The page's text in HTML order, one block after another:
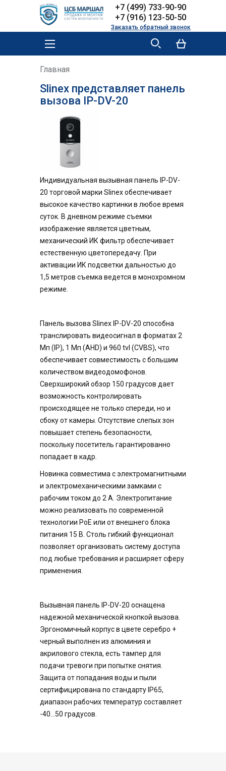
Заказать обратный звонок
+7 (499) 733-90-90
+7 (916) 123-50-50
YOU ARE HERE
Главная
Slinex представляет панель
вызова IP-DV-20
Индивидуальная вызывная панель IP-DV-
20 торговой марки Slinex обеспечивает
высокое качество картинки в любое время
суток. В дневном режиме съемки
изображение является цветным,
механический ИК фильтр обеспечивает
естественную цветопередачу. При
активации ИК подсветки дальностью до
1,5 метров съемка ведется в монохромном
режиме.
Панель вызова Slinex IP-DV-20 способна
транслировать видеосигнал в форматах 2
Мп (IP), 1 Мп (AHD) и 960 tvl (CVBS), что
обеспечивает совместимость с большим
количеством видеодомофонов.
Сверхширокий обзор 150 градусов дает
возможность контролировать
происходящее не только спереди, но и
сбоку от камеры. Отсутствие слепых зон
повышает степень безопасности,
поскольку посетитель гарантированно
попадает в кадр.
Новинка совместима с электромагнитными
и электромеханическими замками с
рабочим током до 2 А. Электропитание
можно реализовать по современной
технологии PoE или от внешнего блока
питания 15 В. Столь гибкий функционал
позволяет организовать систему доступа
под любые требования и расширяет сферу
применения.
Вызывная панель IP-DV-20 оснащена
надежной механической кнопкой вызова.
Эргономичный корпус в цвете серебро +
черный выполнен из алюминия и
акрилового стекла, есть тампер для
подачи тревоги при попытке снятия.
Защита от попадания воды и пыли
сертифицирована по стандарту IP65,
диапазон рабочих температур составляет
-40...50 градусов.